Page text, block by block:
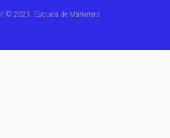
© 2021. Escuela de Marketers